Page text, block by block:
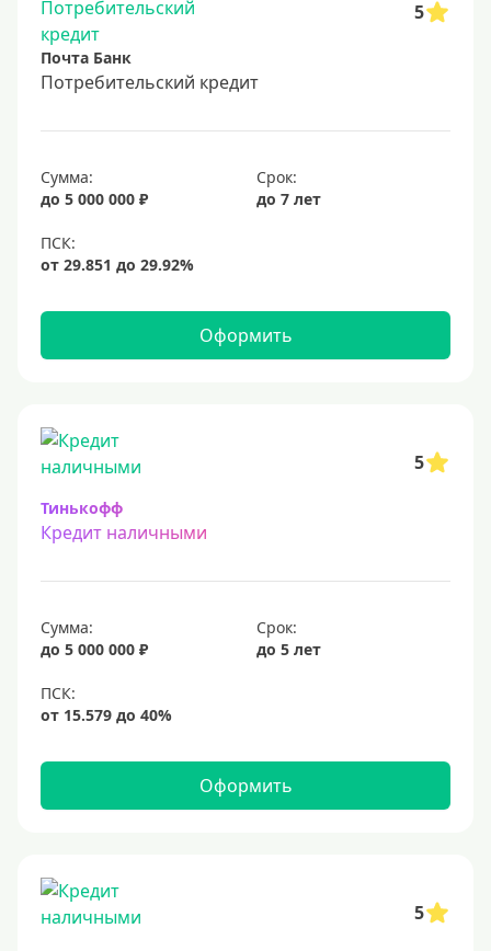
5
Почта Банк
Потребительский кредит
Сумма:
до 5 000 000 ₽
Срок:
до 7 лет
Оформить
5
Тинькофф
Кредит наличными
Сумма:
до 5 000 000 ₽
Срок:
до 5 лет
Оформить
5